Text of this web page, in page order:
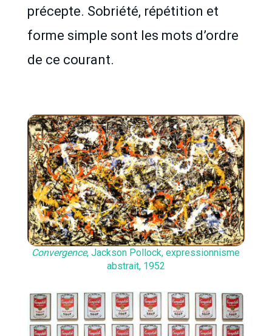
précepte. Sobriété, répétition et
forme simple sont les mots d’ordre
de ce courant.
Convergence, Jackson Pollock, expressionnisme
abstrait, 1952